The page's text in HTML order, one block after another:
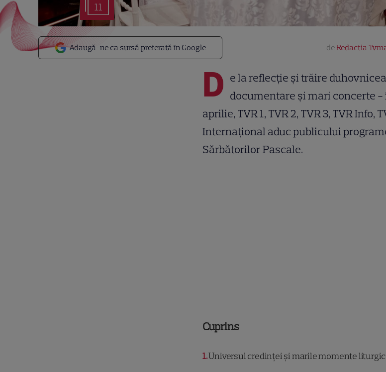
11
Adaugă-ne ca sursă preferată în Google deRedactia
D e la reflecție și trăire
documentare și mari concerte -
aprilie, TVR 1, TVR 2, TVR 3, TVR Info,
Internațional aduc publicului
Sărbătorilor Pascale.
Cuprins
1Universul credinței și marile momente